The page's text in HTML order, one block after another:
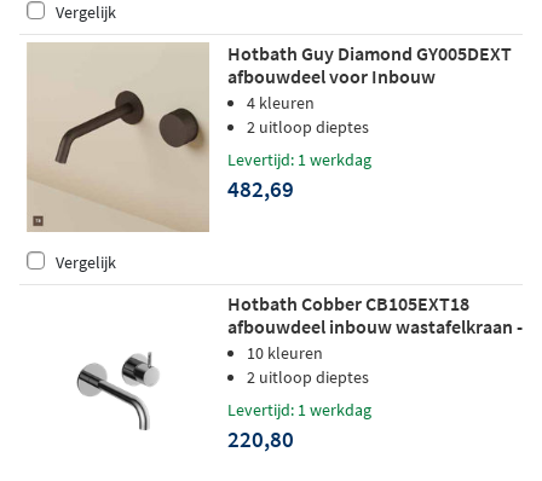
Vergelijk
Hotbath Guy Diamond GY005DEXT
afbouwdeel voor Inbouw
wastafelkraan 20cm - Tuscan bronze
4 kleuren
2 uitloop dieptes
Levertijd: 1 werkdag
482,69
Vergelijk
Hotbath Cobber CB105EXT18
afbouwdeel inbouw wastafelkraan -
18cm uitloop - chroom
10 kleuren
2 uitloop dieptes
Levertijd: 1 werkdag
220,80